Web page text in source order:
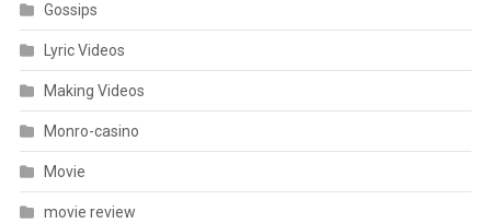
Gossips
Lyric Videos
Making Videos
Monro-casino
Movie
movie review